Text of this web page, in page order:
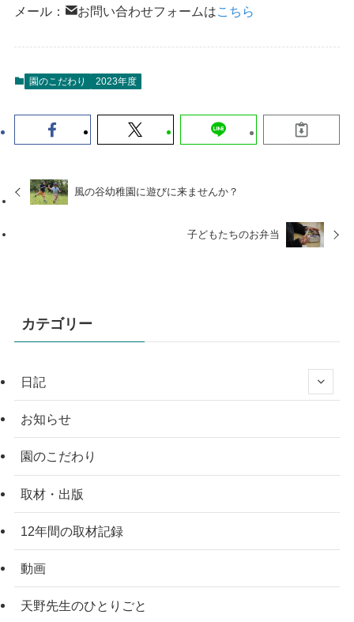
メール：
お問い合わせフォームはこちら
園のこだわり 2023年度
風の谷幼稚園に遊びに来ませんか？
子どもたちのお弁当
カテゴリー
日記
お知らせ
園のこだわり
取材・出版
12年間の取材記録
動画
天野先生のひとりごと